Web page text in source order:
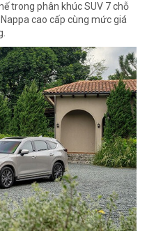
trong phân khúc SUV 7 chỗ
cao cấp cùng mức giá